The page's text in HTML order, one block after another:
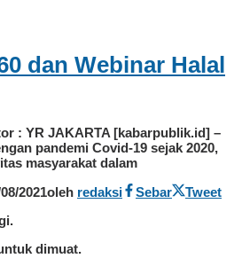
dan Webinar Halal
: YR JAKARTA [kabarpublik.id] –
pandemi Covid-19 sejak 2020,
masyarakat dalam
2021oleh redaksi Sebar
Tweet
dimuat.